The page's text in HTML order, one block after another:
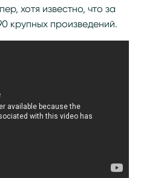
хотя известно, что за
крупных произведений.